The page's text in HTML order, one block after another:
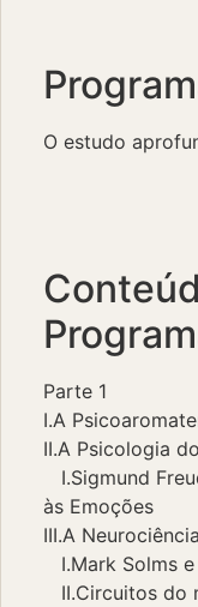
O estudo
Parte 1
I.A
II.A Psicologia
I.Sigmund
às Emoções
III.A
I.Mark Solms
II.Circuitos do